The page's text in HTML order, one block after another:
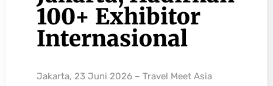
100+ Exhibitor
Internasional
Jakarta, 23 Juni 2026 – Travel Meet Asia